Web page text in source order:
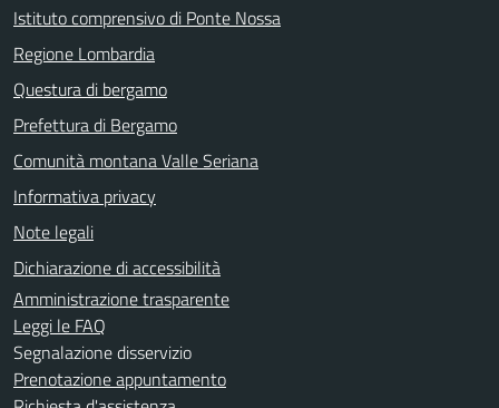
Istituto comprensivo di Ponte Nossa
Regione Lombardia
Questura di bergamo
Prefettura di Bergamo
Comunità montana Valle Seriana
Informativa privacy
Note legali
Dichiarazione di accessibilità
Amministrazione trasparente
Leggi le FAQ
Segnalazione disservizio
Prenotazione appuntamento